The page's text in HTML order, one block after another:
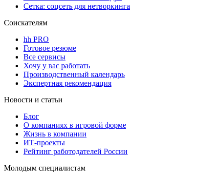
Сетка: соцсеть для нетворкинга
Соискателям
hh PRO
Готовое резюме
Все сервисы
Хочу у вас работать
Производственный календарь
Экспертная рекомендация
Новости и статьи
Блог
О компаниях в игровой форме
Жизнь в компании
ИТ-проекты
Рейтинг работодателей России
Молодым специалистам